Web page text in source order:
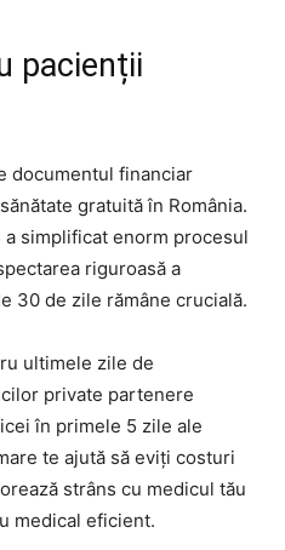
pacienții
documentul financiar
gratuită în România.
a simplificat enorm procesul
riguroasă a
30 de zile rămâne crucială.
ultimele zile de
private partenere
în primele 5 zile ale
te ajută să eviți costuri
strâns cu medicul tău
medical eficient.